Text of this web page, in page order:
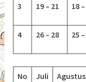
3
19 – 21 18
4
26 – 28 25
No Juli Agustus